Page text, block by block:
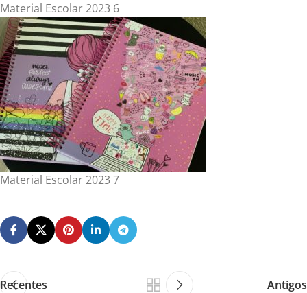
Material Escolar 2023 6
Material Escolar 2023 7
Recentes Antigos